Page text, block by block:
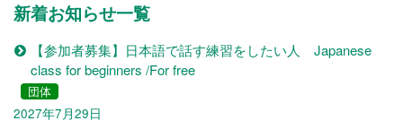
新着お知らせ一覧
【参加者募集】日本語で話す練習をしたい人 Japanese
class for beginners /For free
団体
2027年7月29日